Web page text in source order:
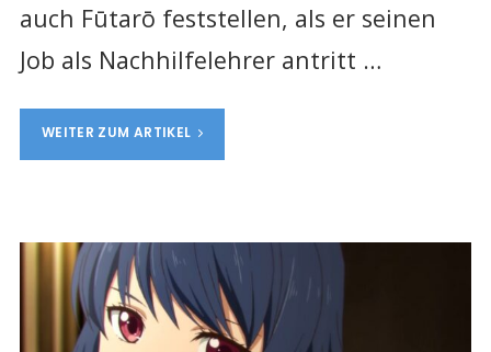
auch Fūtarō feststellen, als er seinen
Job als Nachhilfelehrer antritt …
WEITER ZUM ARTIKEL